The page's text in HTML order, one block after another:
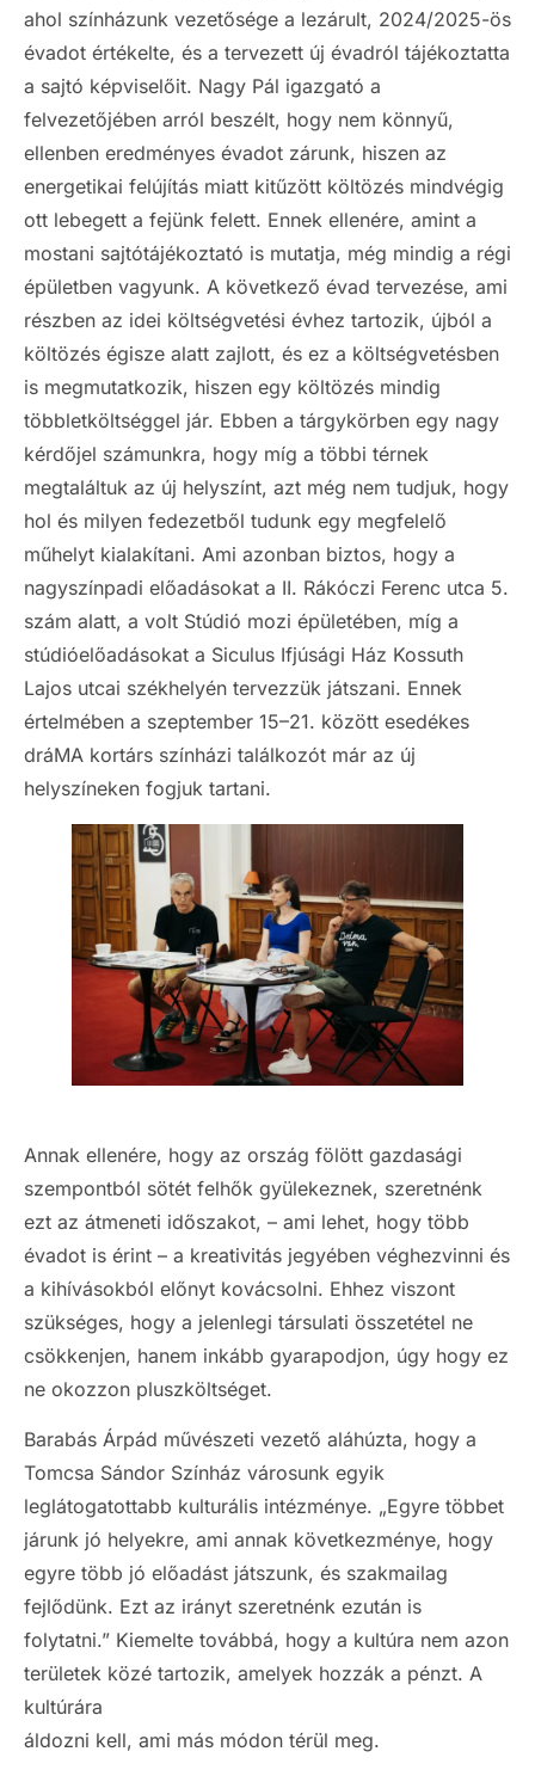
ahol színházunk vezetősége a lezárult, 2024/2025-ös
évadot értékelte, és a tervezett új évadról tájékoztatta
a sajtó képviselőit. Nagy Pál igazgató a
felvezetőjében arról beszélt, hogy nem könnyű,
ellenben eredményes évadot zárunk, hiszen az
energetikai felújítás miatt kitűzött költözés mindvégig
ott lebegett a fejünk felett. Ennek ellenére, amint a
mostani sajtótájékoztató is mutatja, még mindig a régi
épületben vagyunk. A következő évad tervezése, ami
részben az idei költségvetési évhez tartozik, újból a
költözés égisze alatt zajlott, és ez a költségvetésben
is megmutatkozik, hiszen egy költözés mindig
többletköltséggel jár. Ebben a tárgykörben egy nagy
kérdőjel számunkra, hogy míg a többi térnek
megtaláltuk az új helyszínt, azt még nem tudjuk, hogy
hol és milyen fedezetből tudunk egy megfelelő
műhelyt kialakítani. Ami azonban biztos, hogy a
nagyszínpadi előadásokat a II. Rákóczi Ferenc utca 5.
szám alatt, a volt Stúdió mozi épületében, míg a
stúdióelőadásokat a Siculus Ifjúsági Ház Kossuth
Lajos utcai székhelyén tervezzük játszani. Ennek
értelmében a szeptember 15–21. között esedékes
dráMA kortárs színházi találkozót már az új
helyszíneken fogjuk tartani.
Annak ellenére, hogy az ország fölött gazdasági
szempontból sötét felhők gyülekeznek, szeretnénk
ezt az átmeneti időszakot, – ami lehet, hogy több
évadot is érint – a kreativitás jegyében véghezvinni és
a kihívásokból előnyt kovácsolni. Ehhez viszont
szükséges, hogy a jelenlegi társulati összetétel ne
csökkenjen, hanem inkább gyarapodjon, úgy hogy ez
ne okozzon pluszköltséget.
Barabás Árpád művészeti vezető aláhúzta, hogy a
Tomcsa Sándor Színház városunk egyik
leglátogatottabb kulturális intézménye. „Egyre többet
járunk jó helyekre, ami annak következménye, hogy
egyre több jó előadást játszunk, és szakmailag
fejlődünk. Ezt az irányt szeretnénk ezután is
folytatni.” Kiemelte továbbá, hogy a kultúra nem azon
területek közé tartozik, amelyek hozzák a pénzt. A
kultúrára
áldozni kell, ami más módon térül meg.